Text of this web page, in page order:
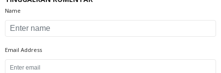
Name
Email Address